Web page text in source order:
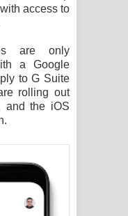
සිහින ගීතයේ පද
ගීතයේ පද
Lyrics -
නීනා ගීතයේ පද
access to
are only
a Google
to G Suite
rolling out
and the iOS